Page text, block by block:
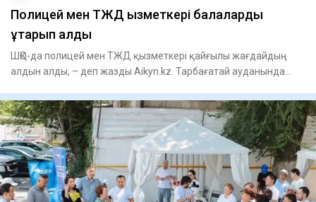
Полицей мен ТЖД қызметкері балаларды
құтқарып қалды
ШҚО-да полицей мен ТЖД қызметкері қайғылы жағдайдың
алдын алды, – деп жазды Aikyn.kz. Тарбағатай ауданында